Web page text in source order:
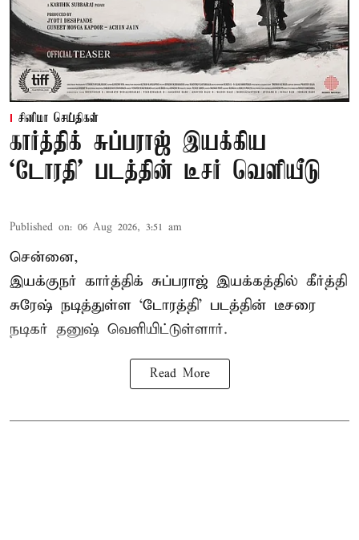
சினிமா செய்திகள்
கார்த்திக் சுப்பராஜ் இயக்கிய
`டோரதி' படத்தின் டீசர் வெளியீடு
Published on: 06 Aug 2026, 3:51 am
சென்னை,
இயக்குநர் கார்த்திக் சுப்பராஜ் இயக்கத்தில் கீர்த்தி
சுரேஷ் நடித்துள்ள `டோரத்தி' படத்தின் டீசரை
நடிகர் தனுஷ் வெளியிட்டுள்ளார்.
Read More